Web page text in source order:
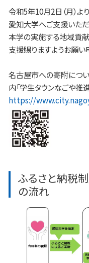
令和5年10月2日（月）よ
愛知大学へご支援いただ
本学の実施する地域貢
支援賜りますようお願い
名古屋市への寄附につ
内「学生タウンなごや推
https://
ふるさと納税
の流れ